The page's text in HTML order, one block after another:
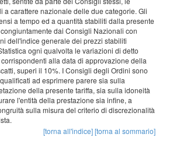
a carattere nazionale delle due categorie. Gli
a tempo ed a quantità stabiliti dalla presente
dai Consigli Nazionali con
dell'indice generale dei prezzi stabiliti
ogni qualvolta le variazioni di detto
alla data di approvazione della
superi il 10%. I Consigli degli Ordini sono
ad esprimere parere sia sulla
della presente tariffa, sia sulla idoneità
l'entità della prestazione sia infine, a
sulla misura del criterio di discrezionalità
[torna all'indice][torna al sommario]